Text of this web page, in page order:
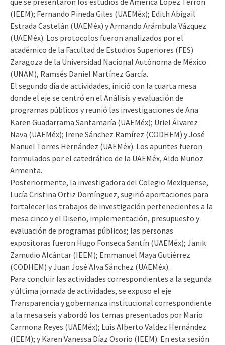
(IEEM); Fernando Pineda Giles (UAEMéx); Edith Abigail
Estrada Castelán (UAEMéx) y Armando Arámbula Vázquez
(UAEMéx). Los protocolos fueron analizados por el
académico de la Facultad de Estudios Superiores (FES)
Zaragoza de la Universidad Nacional Autónoma de México
(UNAM), Ramsés Daniel Martínez García.
El segundo día de actividades, inició con la cuarta mesa
donde el eje se centró en el Análisis y evaluación de
programas públicos y reunió las investigaciones de Ana
Karen Guadarrama Santamaría (UAEMéx); Uriel Álvarez
Nava (UAEMéx); Irene Sánchez Ramírez (CODHEM) y José
Manuel Torres Hernández (UAEMéx). Los apuntes fueron
formulados por el catedrático de la UAEMéx, Aldo Muñoz
Armenta.
Posteriormente, la investigadora del Colegio Mexiquense,
Lucía Cristina Ortiz Domínguez, sugirió aportaciones para
fortalecer los trabajos de investigación pertenecientes a la
mesa cinco y el Diseño, implementación, presupuesto y
evaluación de programas públicos; las personas
expositoras fueron Hugo Fonseca Santín (UAEMéx); Janik
Zamudio Alcántar (IEEM); Emmanuel Maya Gutiérrez
(CODHEM) y Juan José Alva Sánchez (UAEMéx).
Para concluir las actividades correspondientes a la segunda
y última jornada de actividades, se expuso el eje
Transparencia y gobernanza institucional correspondiente
a la mesa seis y abordó los temas presentados por Mario
Carmona Reyes (UAEMéx); Luis Alberto Valdez Hernández
(IEEM); y Karen Vanessa Díaz Osorio (IEEM). En esta sesión